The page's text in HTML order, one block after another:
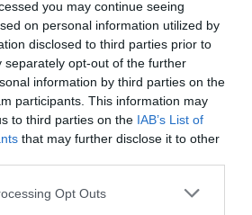
you may continue seeing
on personal information utilized by
disclosed to third parties prior to
separately opt-out of the further
information by third parties on the
participants. This information may
to third parties on the IAB’s List of
that may further disclose it to other
Opt Outs
Imprimir